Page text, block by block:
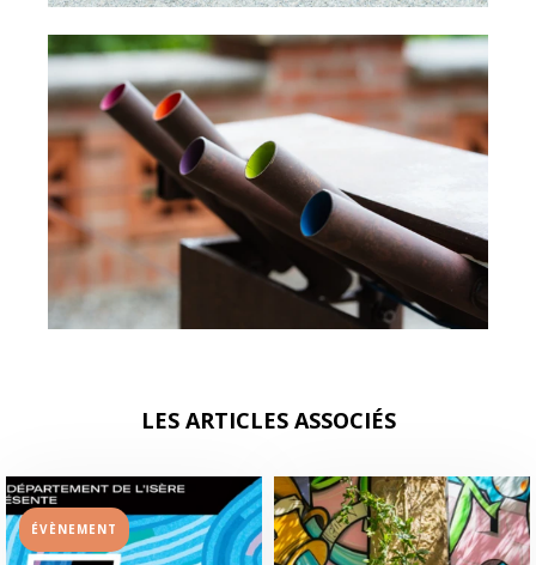
LES ARTICLES ASSOCIÉS
ÉVÈNEMENT